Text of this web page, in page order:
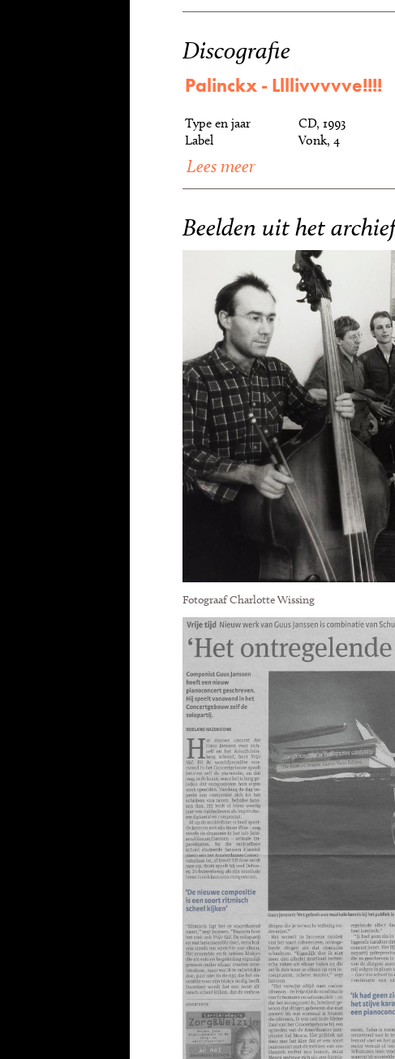
Discografie
Palinckx - Llllivvvvve!!!!
Type en jaar
CD, 1993
Label
Vonk, 4
Lees meer
Beelden uit het
Fotograaf Charlotte Wissing